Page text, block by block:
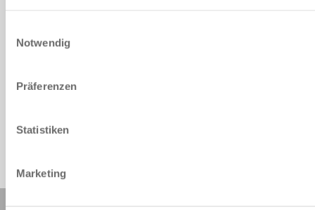
Notwendig
Präferenzen
Statistiken
Marketing
Deze pagina delen: